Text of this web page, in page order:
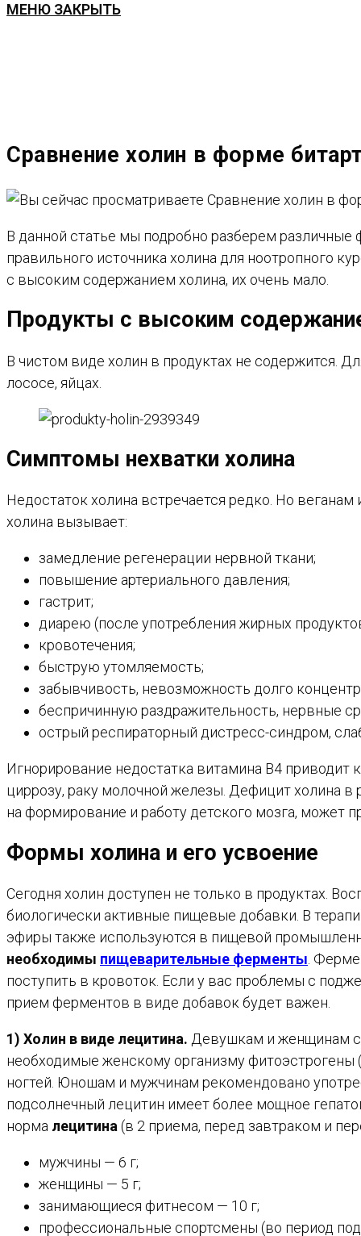
САЙТУ
МЕНЮ ЗАКРЫТЬ
Сравнение холин в форме
В данной статье мы подробно разберем
правильного источника холина для ноотропного
с высоким содержанием холина, их очень мало.
Продукты с высоким
В чистом виде холин в продуктах не содержится.
лососе, яйцах.
Симптомы нехватки холина
Недостаток холина встречается редко. Но
холина вызывает:
замедление регенерации нервной ткани;
повышение артериального давления;
гастрит;
диарею (после употребления жирных
кровотечения;
быструю утомляемость;
забывчивость, невозможность долго
беспричинную раздражительность, нервные
острый респираторный дистресс-синдром,
Игнорирование недостатка витамина B4
циррозу, раку молочной железы. Дефицит холина в
на формирование и работу детского мозга, может
Формы холина и его усвоение
Сегодня холин доступен не только в продуктах.
биологически активные пищевые добавки. В
эфиры также используются в пищевой
необходимы пищеварительные ферменты.
поступить в кровоток. Если у вас проблемы с
прием ферментов в виде добавок будет важен.
1) Холин в виде лецитина. Девушкам и женщинам
необходимые женскому организму
ногтей. Юношам и мужчинам рекомендовано
подсолнечный лецитин имеет более мощное
норма лецитина(в 2 приема, перед завтраком и
мужчины — 6 г;
женщины — 5 г;
занимающиеся фитнесом — 10 г;
профессиональные спортсмены (во период